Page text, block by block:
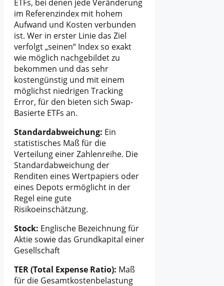
ETFs, bei denen jede Veränderung
im Referenzindex mit hohem
Aufwand und Kosten verbunden
ist. Wer in erster Linie das Ziel
verfolgt „seinen“ Index so exakt
wie möglich nachgebildet zu
bekommen und das sehr
kostengünstig und mit einem
möglichst niedrigen Tracking
Error, für den bieten sich Swap-
Basierte ETFs an.
Standardabweichung: Ein
statistisches Maß für die
Verteilung einer Zahlenreihe. Die
Standardabweichung der
Renditen eines Wertpapiers oder
eines Depots ermöglicht in der
Regel eine gute
Risikoeinschätzung.
Stock: Englische Bezeichnung für
Aktie sowie das Grundkapital einer
Gesellschaft
TER (Total Expense Ratio): Maß
für die Gesamtkostenbelastung